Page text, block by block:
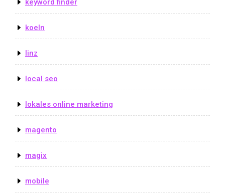
koeln
linz
local seo
lokales online marketing
magento
magix
mobile